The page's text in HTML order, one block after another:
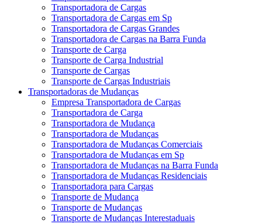
Transportadora de Cargas
Transportadora de Cargas em Sp
Transportadora de Cargas Grandes
Transportadora de Cargas na Barra Funda
Transporte de Carga
Transporte de Carga Industrial
Transporte de Cargas
Transporte de Cargas Industriais
Transportadoras de Mudanças
Empresa Transportadora de Cargas
Transportadora de Carga
Transportadora de Mudança
Transportadora de Mudanças
Transportadora de Mudanças Comerciais
Transportadora de Mudanças em Sp
Transportadora de Mudanças na Barra Funda
Transportadora de Mudanças Residenciais
Transportadora para Cargas
Transporte de Mudança
Transporte de Mudanças
Transporte de Mudanças Interestaduais